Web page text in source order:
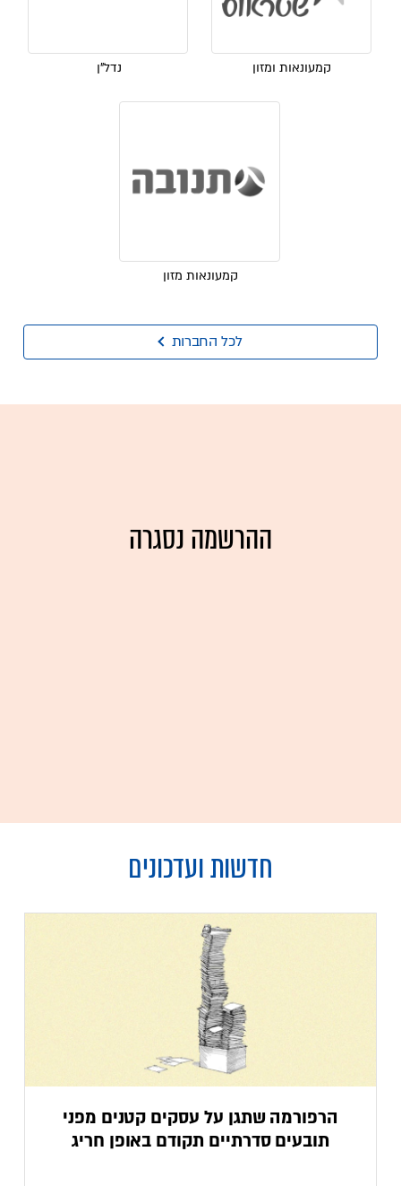
קמעונאות ומזון נדל"ן
קמעונאות מזון
לכל החברות
ההרשמה נסגרה
חדשות ועדכונים
הרפורמה שתגן על עסקים קטנים מפני
תובעים סדרתיים תקודם באופן חריג